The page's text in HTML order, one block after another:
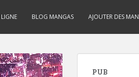
BLOG MANGAS AJOUTER DES
PUB